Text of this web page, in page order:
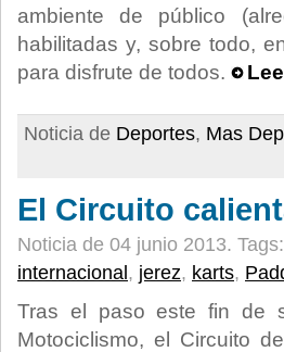
ambiente de público
habilitadas y, sobre todo,
para disfrute de todos.
Noticia de Deportes, Mas
El Circuito
Noticia de 04 junio 2013. Tags:
internacional , jerez, karts,
Tras el paso este fin de
Motociclismo, el Circuito